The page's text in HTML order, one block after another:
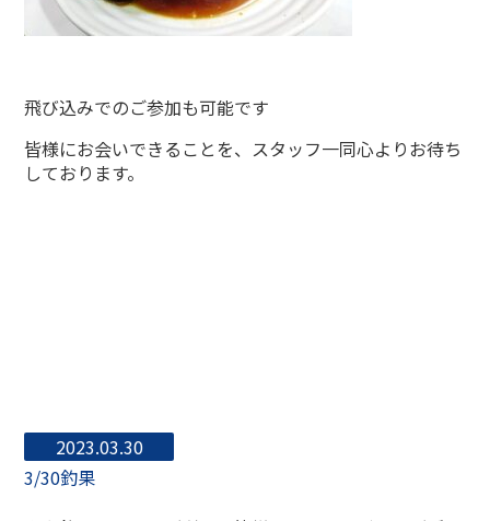
飛び込みでのご参加も可能です
皆様にお会いできることを、スタッフ一同心よりお待ち
しております。
2023.03.30
3/30釣果